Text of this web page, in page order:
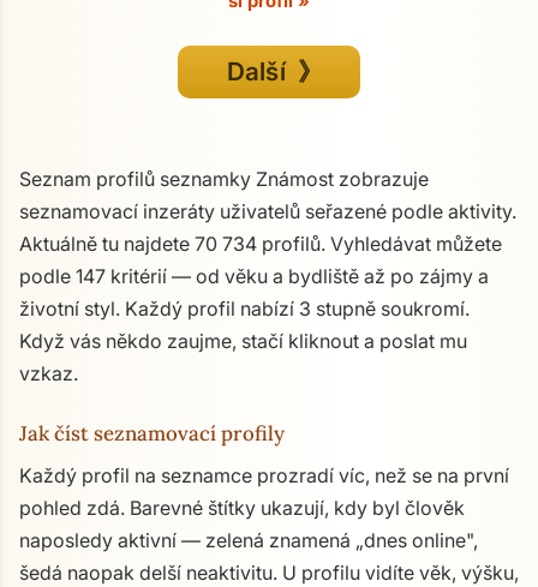
Další 》
Seznam profilů seznamky Známost zobrazuje
seznamovací inzeráty uživatelů seřazené podle aktivity.
Aktuálně tu najdete 70 734 profilů. Vyhledávat můžete
podle 147 kritérií — od věku a bydliště až po zájmy a
životní styl. Každý profil nabízí 3 stupně soukromí.
Když vás někdo zaujme, stačí kliknout a poslat mu
vzkaz.
Jak číst seznamovací profily
Každý profil na seznamce prozradí víc, než se na první
pohled zdá. Barevné štítky ukazují, kdy byl člověk
naposledy aktivní — zelená znamená „dnes online",
šedá naopak delší neaktivitu. U profilu vidíte věk, výšku,